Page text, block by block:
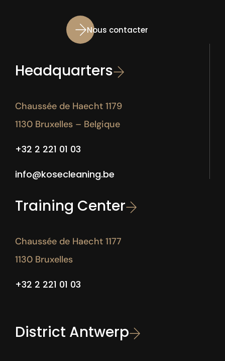
Nous contacter
Headquarters
Chaussée de Haecht 1179
1130 Bruxelles – Belgique
+32 2 221 01 03
info@kosecleaning.be
Training Center
Chaussée de Haecht 1177
1130 Bruxelles
+32 2 221 01 03
District Antwerp